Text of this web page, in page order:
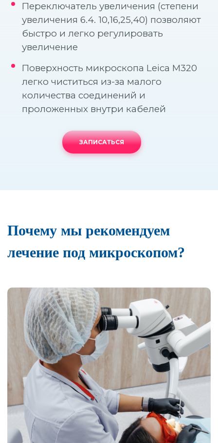
3D-диагностика
Переключатель увеличения (степени
увеличения 6.4. 10,16,25,40) позволяют
быстро и легко регулировать
увеличение
Поверхность микроскопа Leica M320
легко чиститься из-за малого
количества соединений и
проложенных внутри кабелей
ЗАПИСАТЬСЯ
Почему мы рекомендуем
лечение под микроскопом?